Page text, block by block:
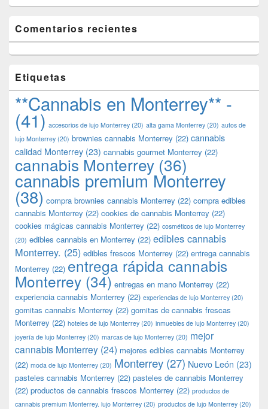
Comentarios recientes
Etiquetas
**Cannabis en Monterrey** -
(41) accesorios de lujo Monterrey (20) alta gama Monterrey (20) autos de
lujo Monterrey (20) brownies cannabis Monterrey (22) cannabis
calidad Monterrey (23) cannabis gourmet Monterrey (22)
cannabis Monterrey (36)
cannabis premium Monterrey
(38) compra brownies cannabis Monterrey (22) compra edibles
cannabis Monterrey (22) cookies de cannabis Monterrey (22)
cookies mágicas cannabis Monterrey (22) cosméticos de lujo Monterrey
(20) edibles cannabis en Monterrey (22) edibles cannabis
Monterrey. (25) edibles frescos Monterrey (22) entrega cannabis
Monterrey (22) entrega rápida cannabis
Monterrey (34) entregas en mano Monterrey (22)
experiencia cannabis Monterrey (22) experiencias de lujo Monterrey (20)
gomitas cannabis Monterrey (22) gomitas de cannabis frescas
Monterrey (22) hoteles de lujo Monterrey (20) inmuebles de lujo Monterrey (20)
joyería de lujo Monterrey (20) marcas de lujo Monterrey (20) mejor
cannabis Monterrey (24) mejores edibles cannabis Monterrey
(22) moda de lujo Monterrey (20) Monterrey (27) Nuevo León (23)
pasteles cannabis Monterrey (22) pasteles de cannabis Monterrey
(22) productos de cannabis frescos Monterrey (22) productos de
cannabis premium Monterrey. lujo Monterrey (20) productos de lujo Monterrey (20)